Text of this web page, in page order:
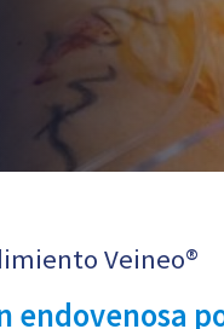
Veineo®
endovenosa